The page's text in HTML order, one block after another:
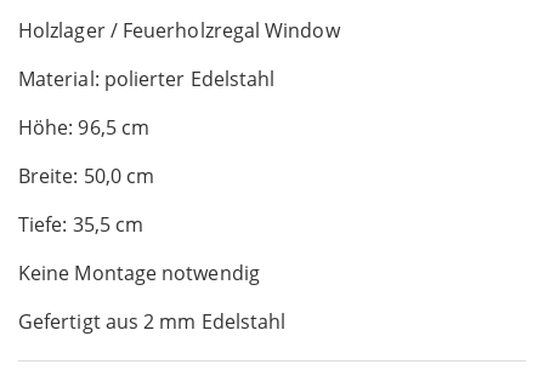
Holzlager / Feuerholzregal Window
Material: polierter Edelstahl
Höhe: 96,5 cm
Breite: 50,0 cm
Tiefe: 35,5 cm
Keine Montage notwendig
Gefertigt aus 2 mm Edelstahl
gallery
to
beginning
the
images
gallery